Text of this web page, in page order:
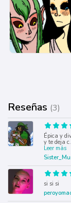
Reseñas (3)
Épica y
y te deja c
Leer más
si si si